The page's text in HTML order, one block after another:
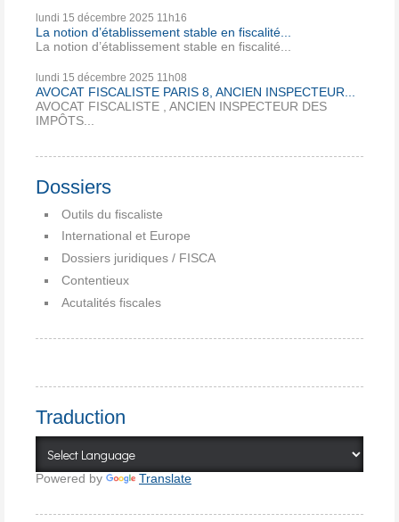
lundi 15 décembre 2025 11h16
La notion d’établissement stable en fiscalité...
La notion d’établissement stable en fiscalité...
lundi 15 décembre 2025 11h08
AVOCAT FISCALISTE PARIS 8, ANCIEN INSPECTEUR...
AVOCAT FISCALISTE , ANCIEN INSPECTEUR DES
IMPÔTS...
Dossiers
Outils du fiscaliste
International et Europe
Dossiers juridiques / FISCA
Contentieux
Acutalités fiscales
Traduction
Powered by Translate